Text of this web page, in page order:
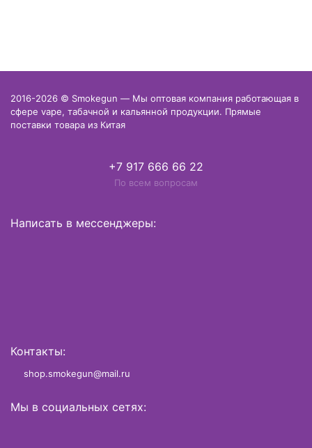
2016-2026 © Smokegun — Мы оптовая компания работающая в
сфере vape, табачной и кальянной продукции. Прямые
поставки товара из Китая
+7 917 666 66 22
По всем вопросам
Написать в мессенджеры:
Контакты:
shop.smokegun@mail.ru
Мы в социальных сетях: